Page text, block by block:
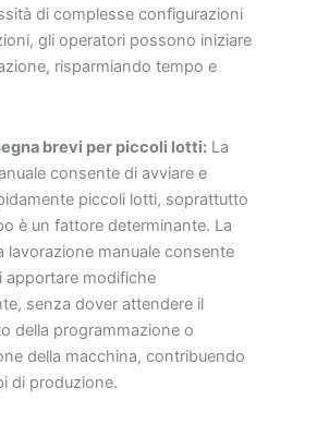
di complesse configurazioni
gli operatori possono iniziare
risparmiando tempo e
brevi per piccoli lotti: La
consente di avviare e
piccoli lotti, soprattutto
è un fattore determinante. La
lavorazione manuale consente
apportare modifiche
senza dover attendere il
della programmazione o
della macchina, contribuendo
di produzione.